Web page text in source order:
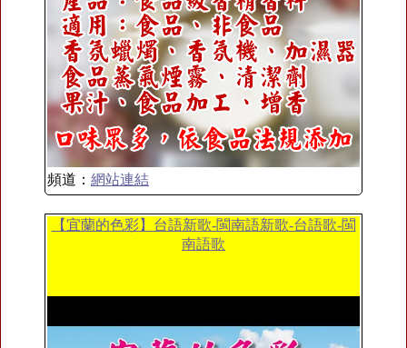
頻道： 網站連結
【宜蘭的色彩】台語新歌-閩南語新歌-台語歌-閩
南語歌